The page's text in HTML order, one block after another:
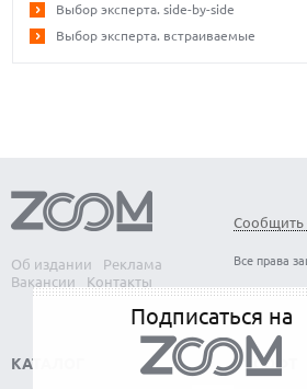
Выбор эксперта. side-by-side
Выбор эксперта. встраиваемые
Об издании
Реклама
Вакансии
Контакты
Сообщить
Все права
КАТАЛОГ СОФТ
Подписаться на